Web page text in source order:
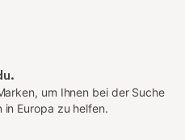
um Ihnen bei der Suche
Europa zu helfen.